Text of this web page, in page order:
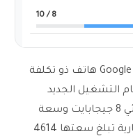
8
/ 10
تعرف على سعر ومواصفات Google Pixel 6a هاتف ذو تكلفة
الجديد
(أندرويد 12)، يأتي بذاكرة وصول عشوائي 8 جيجابايت وسعة
تخزين داخلية 128/256 جيجابايت وبطارية تبلغ سعتها 4614